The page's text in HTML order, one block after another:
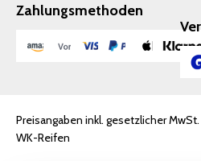
Zahlungsmethoden
Preisangaben inkl. gesetzlicher
WK-Reifen